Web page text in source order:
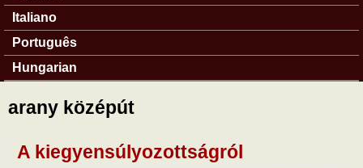
Italiano
Português
Hungarian
arany középút
A kiegyensúlyozottságról